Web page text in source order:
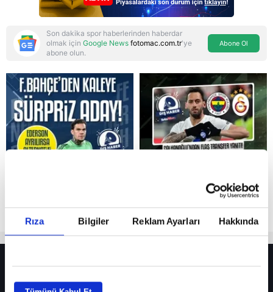
Rıza Bilgiler Reklam Ayarları Hakkında
Reddet
Son dakika spor haberlerinden haberdar
olmak için Google News fotomac.com.tr'ye
abone olun.
Abone Ol
Fenerbahçe’de sürpriz ayrılık ihtimali! Devre arasında gelmişti